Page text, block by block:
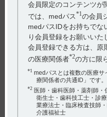
非妊娠ラットと比較して摂餌
大きいことや、出生後初期の
の増加抑制が報告されている
【引用】
1）イノベロン錠100mg・錠
（第2版） 9．特定の背景を
2）イノベロン錠100mg・錠
年11月改訂（第6版） VIII．
項目 6．特定の背景を有する
【更新年月】
2024年12月
会員限定のコンテンツが
では、medパス*1の会員
medパスIDをお持ちでな
り会員登録をお願いいた
会員登録できる方は、原
の医療関係者*2の方に限
*1 medパスとは複数の医療サ
療関係者の共通ID」です。
*2 医師・歯科医師・薬剤師
衛生士・歯科技工士・診
業療法士・臨床検査技師
介護福祉士